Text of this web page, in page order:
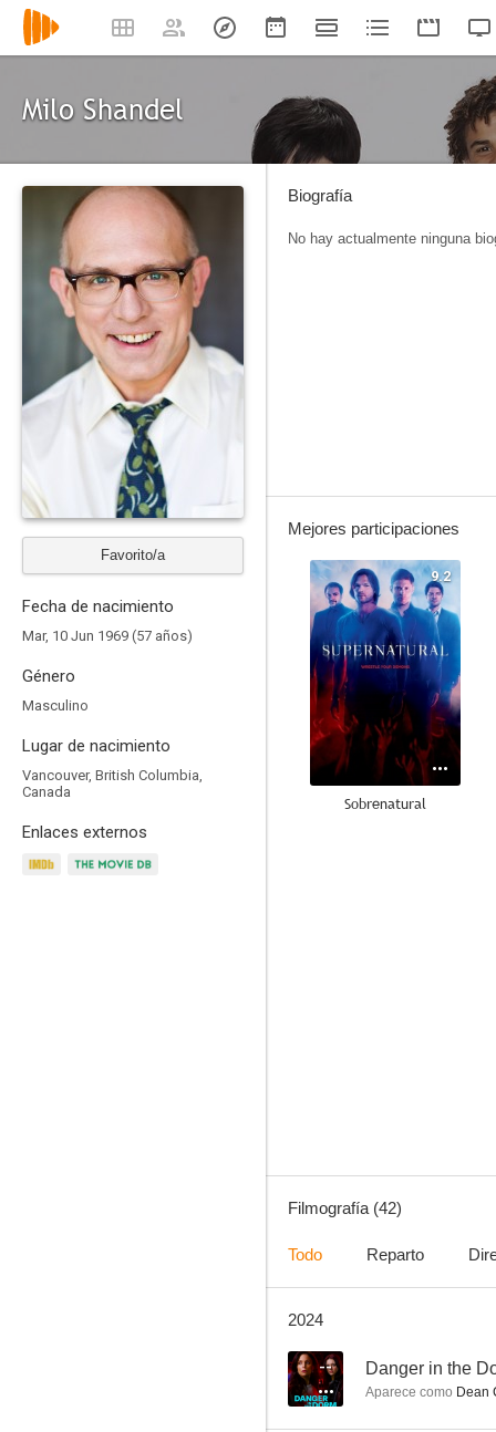
Milo Shandel
Favorito/a
Fecha de nacimiento
Mar, 10 Jun 1969 (57 años)
Género
Masculino
Lugar de nacimiento
Vancouver, British Columbia,
Canada
Enlaces externos
Biografía
No hay actualmente ninguna
Mejores participaciones
9.2
Sobrenatural
9.0
Filmografía (42)
Todo Reparto
2024
-- Danger in the
Aparece como Dean